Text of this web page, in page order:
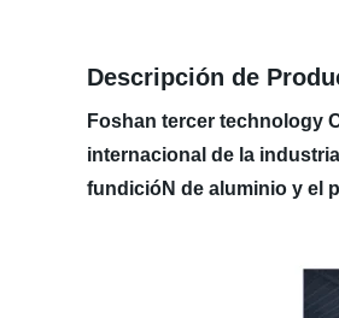
Descripción de
Foshan tercer technology
internacional de la
fundicióN de aluminio y el